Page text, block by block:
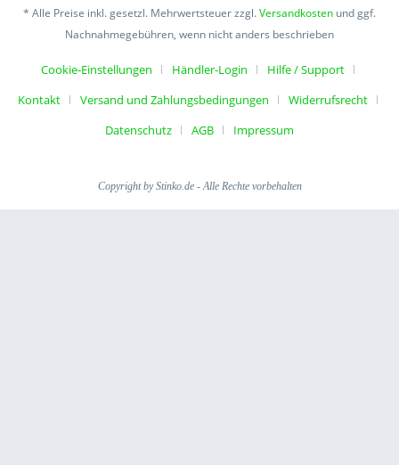
* Alle Preise inkl. gesetzl. Mehrwertsteuer zzgl.Versandkosten und ggf.
Nachnahmegebühren, wenn nicht anders beschrieben
Cookie-Einstellungen Händler-Login
Hilfe / Support
Kontakt
Versand und Zahlungsbedingungen
Widerrufsrecht
Datenschutz
AGB Impressum
Copyright by Stinko.de - Alle Rechte vorbehalten